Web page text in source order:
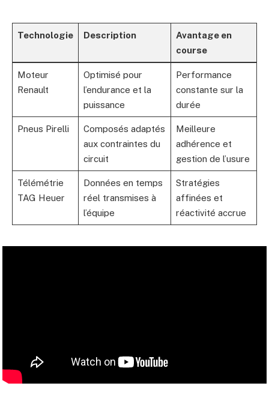
Technologie Description
Avantage en
course
Moteur
Renault
Optimisé pour
l’endurance et la
puissance
Performance
constante sur la
durée
Pneus Pirelli
Composés adaptés
aux contraintes du
circuit
Meilleure
adhérence et
gestion de l’usure
Télémétrie
TAG Heuer
Données en temps
réel transmises à
l’équipe
Stratégies
affinées et
réactivité accrue